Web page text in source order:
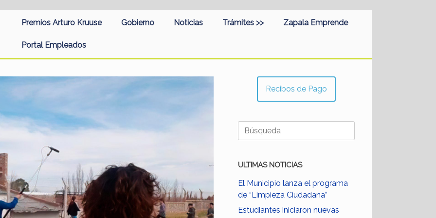
Premios Arturo Kruuse Gobierno Noticias Trámites >> Zapala Emprende
Portal Empleados
Recibos de Pago
Buscar:
ULTIMAS NOTICIAS
El Municipio lanza el programa
de “Limpieza Ciudadana”
Estudiantes iniciaron nuevas